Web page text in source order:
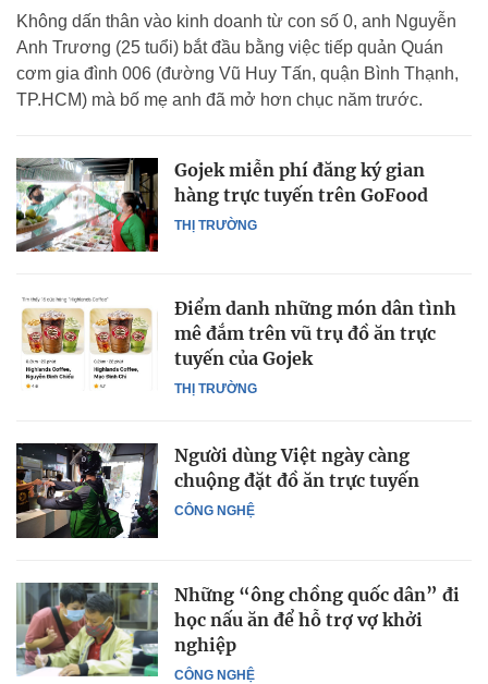
Không dấn thân vào kinh doanh từ con số 0, anh Nguyễn
Anh Trương (25 tuổi) bắt đầu bằng việc tiếp quản Quán
cơm gia đình 006 (đường Vũ Huy Tấn, quận Bình Thạnh,
TP.HCM) mà bố mẹ anh đã mở hơn chục năm trước.
THỊ TRƯỜNG
Gojek miễn phí đăng ký gian
hàng trực tuyến trên GoFood
THỊ TRƯỜNG
Điểm danh những món dân tình
mê đắm trên vũ trụ đồ ăn trực
tuyến của Gojek
CÔNG NGHỆ
Người dùng Việt ngày càng
chuộng đặt đồ ăn trực tuyến
CÔNG NGHỆ
Những “ông chồng quốc dân” đi
học nấu ăn để hỗ trợ vợ khởi
nghiệp